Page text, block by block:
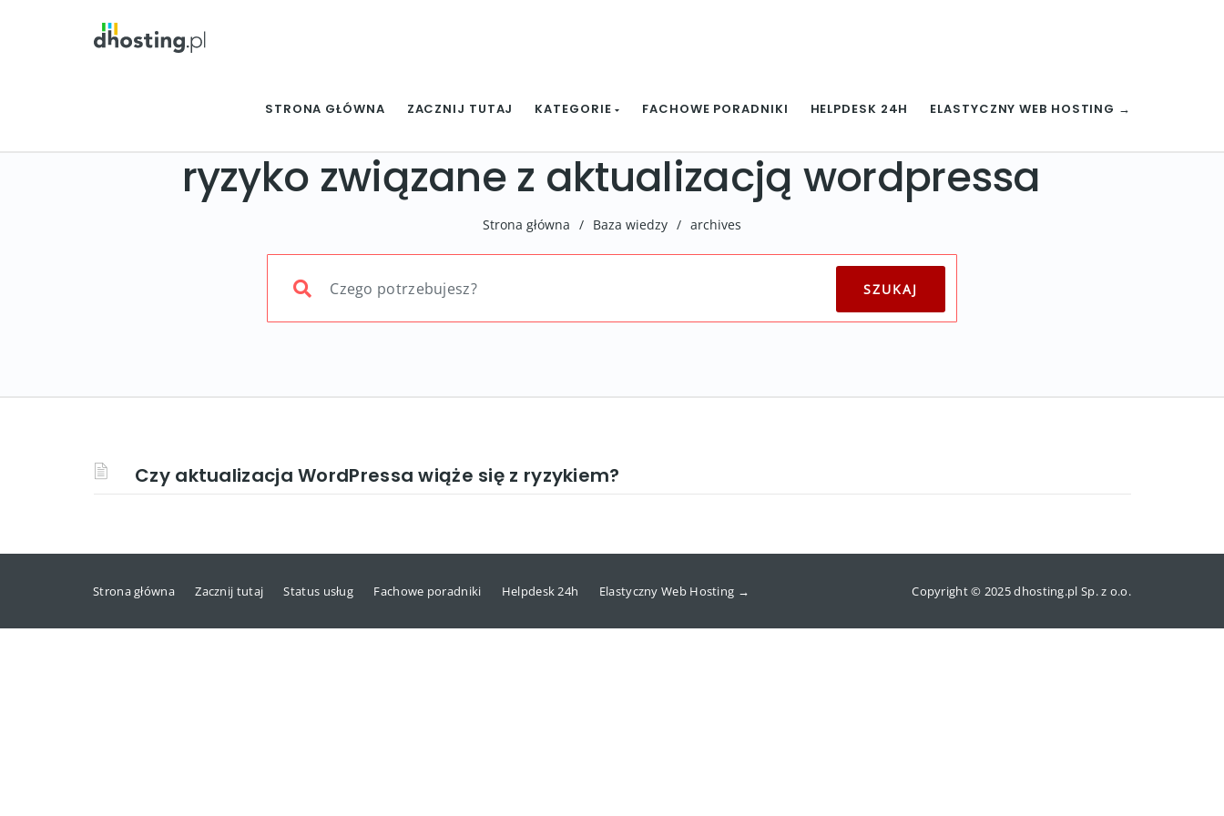
STRONA GŁÓWNA ZACZNIJ TUTAJ KATEGORIE FACHOWE PORADNIKI HELPDESK 24H ELASTYCZNY WEB HOSTING →
ryzyko związane z aktualizacją wordpressa
Strona główna / Baza wiedzy / archives
Czy aktualizacja WordPressa wiąże się z ryzykiem?
Strona główna Zacznij tutaj Status usług Fachowe poradniki Helpdesk 24h Elastyczny Web Hosting → Copyright © 2025 dhosting.pl Sp. z o.o.